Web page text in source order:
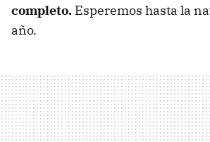
completo. Esperemos hasta la
año.